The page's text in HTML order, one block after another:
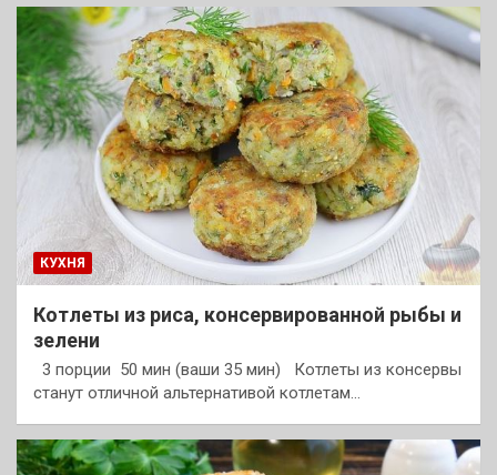
КУХНЯ
Котлеты из риса, консервированной рыбы и
зелени
3 порции 50 мин (ваши 35 мин) Котлеты из консервы
станут отличной альтернативой котлетам…